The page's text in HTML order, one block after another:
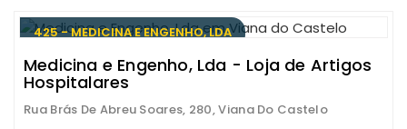
425 - MEDICINA E ENGENHO, LDA
Medicina e Engenho, Lda - Loja de Artigos
Hospitalares
Rua Brás De Abreu Soares, 280, Viana Do Castelo